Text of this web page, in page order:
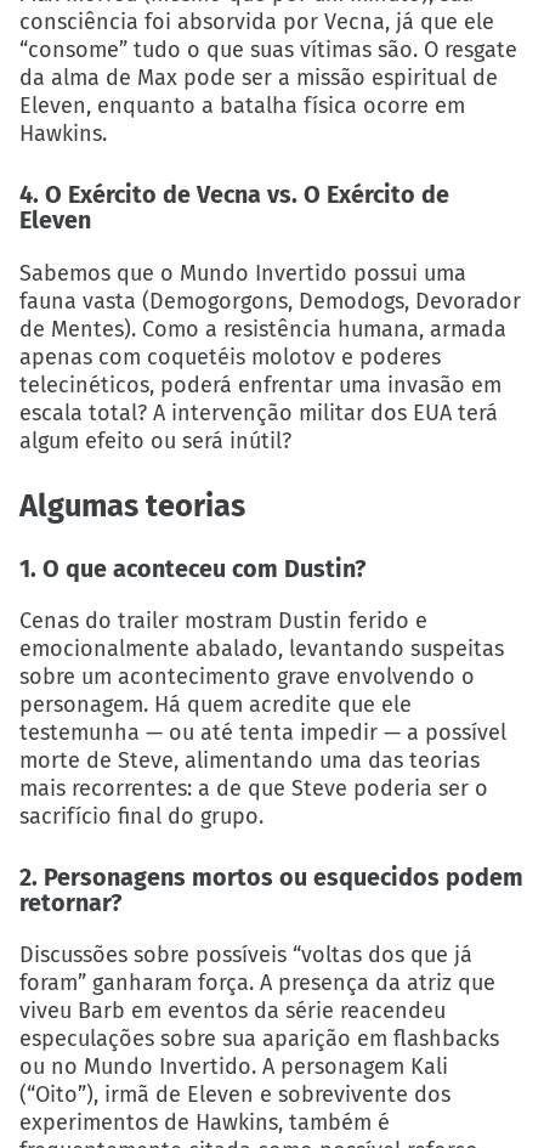
consciência foi absorvida por Vecna, já que ele
“consome” tudo o que suas vítimas são. O resgate
da alma de Max pode ser a missão espiritual de
Eleven, enquanto a batalha física ocorre em
Hawkins.
4. O Exército de Vecna vs. O Exército de
Eleven
Sabemos que o Mundo Invertido possui uma
fauna vasta (Demogorgons, Demodogs, Devorador
de Mentes). Como a resistência humana, armada
apenas com coquetéis molotov e poderes
telecinéticos, poderá enfrentar uma invasão em
escala total? A intervenção militar dos EUA terá
algum efeito ou será inútil?
Algumas teorias
1. O que aconteceu com Dustin?
Cenas do trailer mostram Dustin ferido e
emocionalmente abalado, levantando suspeitas
sobre um acontecimento grave envolvendo o
personagem. Há quem acredite que ele
testemunha — ou até tenta impedir — a possível
morte de Steve, alimentando uma das teorias
mais recorrentes: a de que Steve poderia ser o
sacrifício final do grupo.
2. Personagens mortos ou esquecidos podem
retornar?
Discussões sobre possíveis “voltas dos que já
foram” ganharam força. A presença da atriz que
viveu Barb em eventos da série reacendeu
especulações sobre sua aparição em flashbacks
ou no Mundo Invertido. A personagem Kali
(“Oito”), irmã de Eleven e sobrevivente dos
experimentos de Hawkins, também é